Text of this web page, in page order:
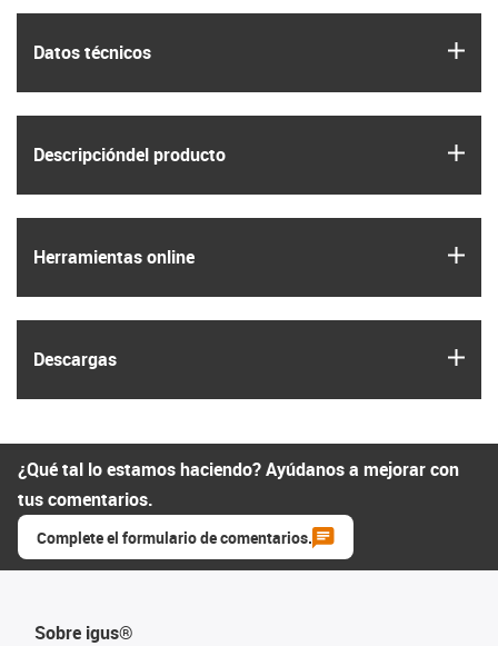
Datos técnicos
Descripción­del producto
Herramientas online
Descargas
¿Qué tal lo estamos haciendo? Ayúdanos a mejorar con
tus comentarios.
Complete el formulario de comentarios.
Sobre igus®